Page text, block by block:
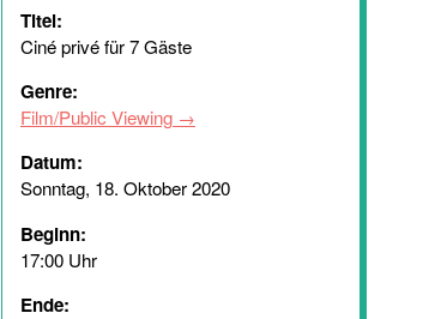
Titel:
Ciné privé für 7 Gäste
Genre:
Film/Public Viewing
Datum:
Sonntag, 18. Oktober 2020
Beginn:
17:00 Uhr
Ende: